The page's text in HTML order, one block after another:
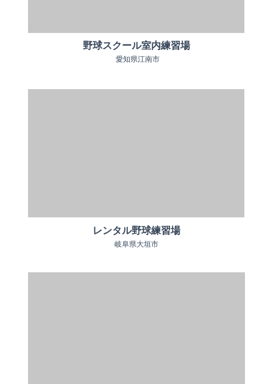
野球スクール室内練習場
レンタル野球練習場
愛知県江南市
岐阜県大垣市